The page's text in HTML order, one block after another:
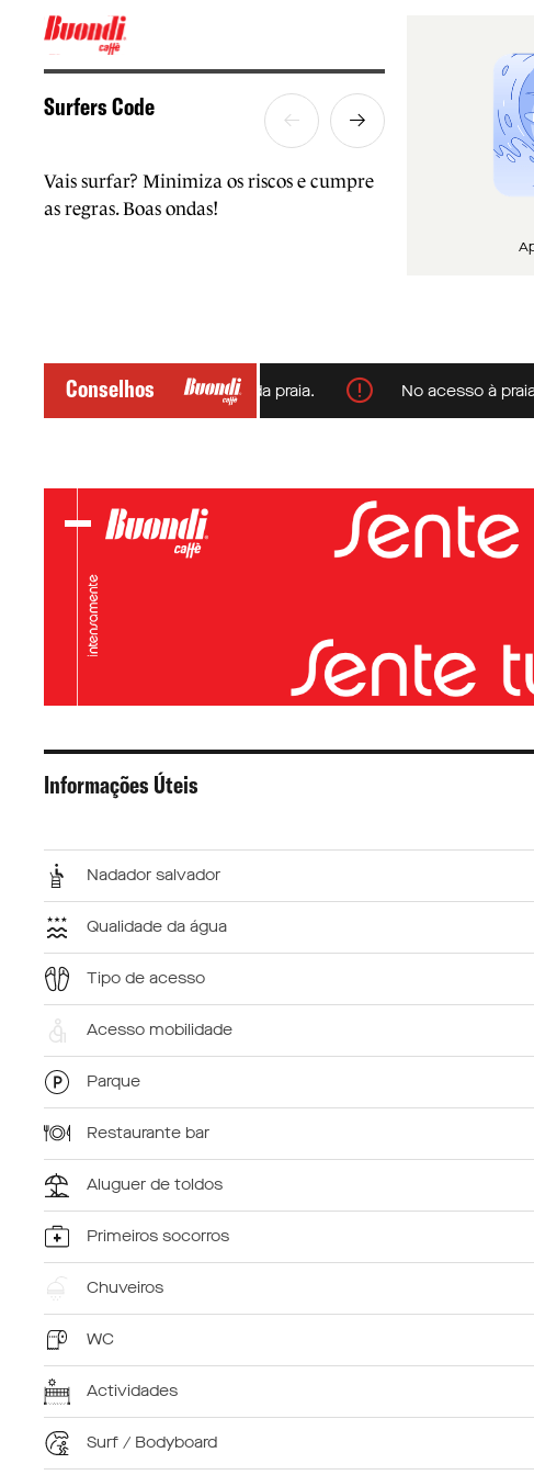
Surfers Code
Vais surfar? Minimiza os riscos e cumpre
as regras. Boas ondas!
Conselhos
e respeita a sinalização da praia. No acesso à praia,
Informações Úteis
Nadador salvador
Qualidade da água
Tipo de acesso
Acesso mobilidade
Parque
Restaurante bar
Aluguer de toldos
Primeiros socorros
Chuveiros
WC
Actividades
Surf / Bodyboard